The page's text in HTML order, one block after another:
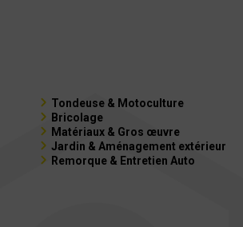
Tondeuse & Motoculture
Bricolage
Matériaux & Gros œuvre
Jardin & Aménagement extérieur
Remorque & Entretien Auto